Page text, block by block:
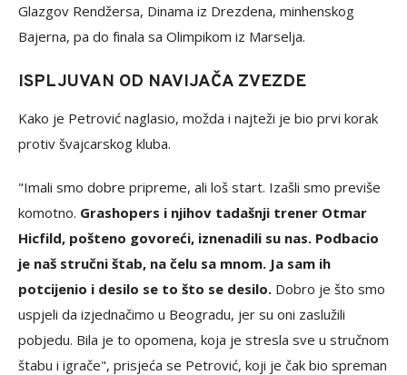
Glazgov Rendžersa, Dinama iz Drezdena, minhenskog
Bajerna, pa do finala sa Olimpikom iz Marselja.
ISPLJUVAN OD NAVIJAČA ZVEZDE
Kako je Petrović naglasio, možda i najteži je bio prvi korak
protiv švajcarskog kluba.
"Imali smo dobre pripreme, ali loš start. Izašli smo previše
komotno. Grashopers i njihov tadašnji trener Otmar
Hicfild, pošteno govoreći, iznenadili su nas. Podbacio
je naš stručni štab, na čelu sa mnom. Ja sam ih
potcijenio i desilo se to što se desilo. Dobro je što smo
uspjeli da izjednačimo u Beogradu, jer su oni zaslužili
pobjedu. Bila je to opomena, koja je stresla sve u stručnom
štabu i igrače", prisjeća se Petrović, koji je čak bio spreman